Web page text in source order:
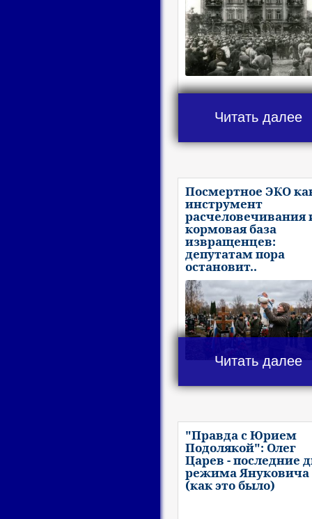
Читать далее
Посмертное ЭКО
инструмент
расчеловечивания
кормовая база
извращенцев:
депутатам пора
остановит..
Читать далее
"Правда с Юрием
Подолякой": Олег
Царев - последние
режима Януковича
(как это было)